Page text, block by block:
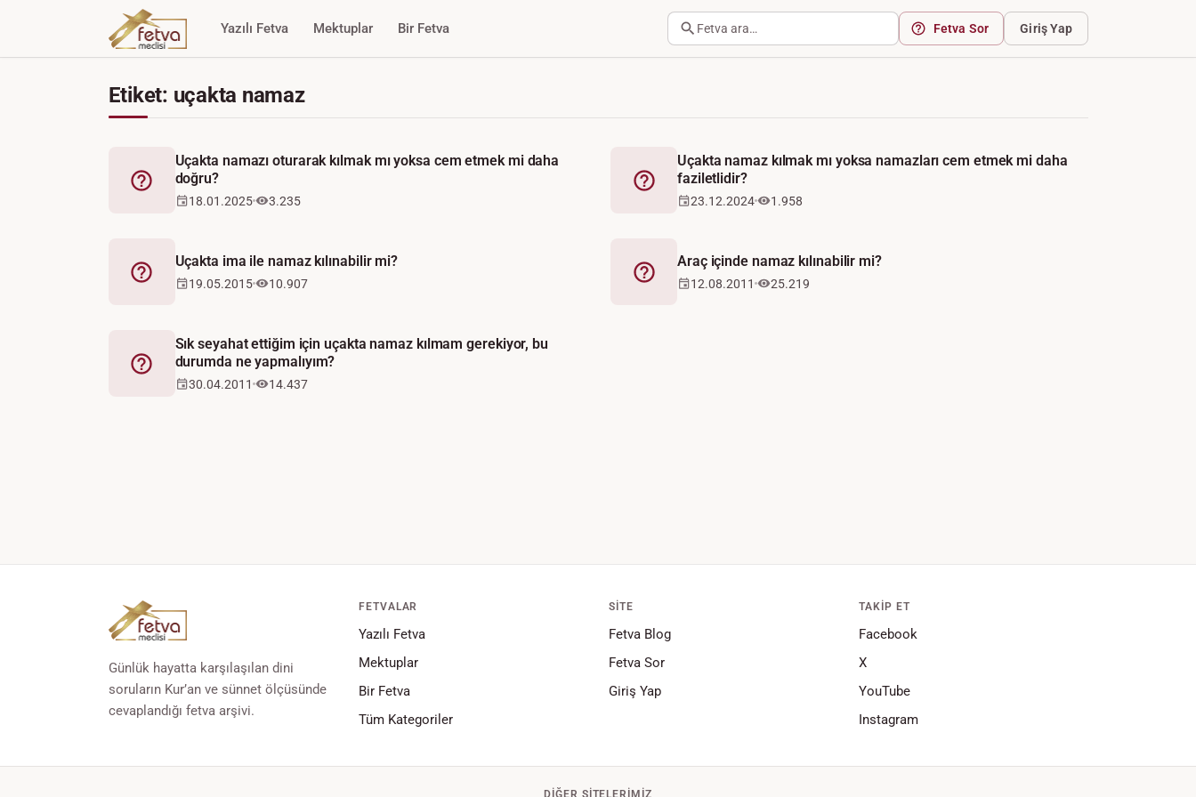
Yazılı Fetva Mektuplar Bir Fetva Fetva ara… Fetva Sor Giriş Yap
Etiket: uçakta namaz
Fetva
Uçakta namazı oturarak kılmak mı yoksa cem etmek mi daha
doğru?
18.01.2025 3.235
Fetva
Uçakta namaz kılmak mı yoksa namazları cem etmek mi daha
faziletlidir?
23.12.2024 1.958
Fetva
Uçakta ima ile namaz kılınabilir mi?
19.05.2015 10.907 Fetva
Araç içinde namaz kılınabilir mi?
12.08.2011 25.219
Fetva
Sık seyahat ettiğim için uçakta namaz kılmam gerekiyor, bu
durumda ne yapmalıyım?
30.04.2011 14.437
Günlük hayatta karşılaşılan dini
soruların Kur’an ve sünnet ölçüsünde
cevaplandığı fetva arşivi.
FETVALAR
Yazılı Fetva
Mektuplar
Bir Fetva
Tüm Kategoriler
SITE
Fetva Blog
Fetva Sor
Giriş Yap
TAKIP ET
Facebook
X
YouTube
Instagram
DIĞER SITELERIMIZ